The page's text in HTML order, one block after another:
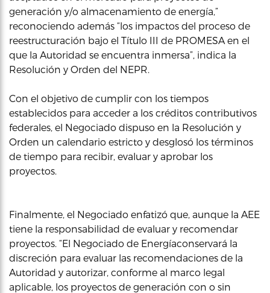
generación y/o almacenamiento de energía,”
reconociendo además “los impactos del proceso de
reestructuración bajo el Título III de PROMESA en el
que la Autoridad se encuentra inmersa”, indica la
Resolución y Orden del NEPR.
Con el objetivo de cumplir con los tiempos
establecidos para acceder a los créditos contributivos
federales, el Negociado dispuso en la Resolución y
Orden un calendario estricto y desglosó los términos
de tiempo para recibir, evaluar y aprobar los
proyectos.
Finalmente, el Negociado enfatizó que, aunque la AEE
tiene la responsabilidad de evaluar y recomendar
proyectos. “El Negociado de Energíaconservará la
discreción para evaluar las recomendaciones de la
Autoridad y autorizar, conforme al marco legal
aplicable, los proyectos de generación con o sin